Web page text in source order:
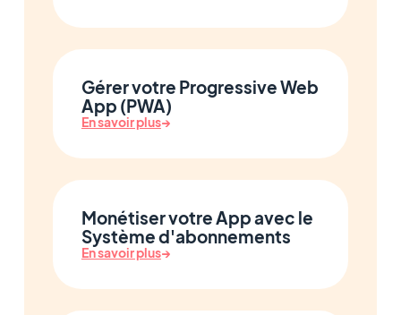
Gérer votre Progressive Web
App (PWA)
En savoir plus→
Monétiser votre App avec le
Système d'abonnements
En savoir plus→